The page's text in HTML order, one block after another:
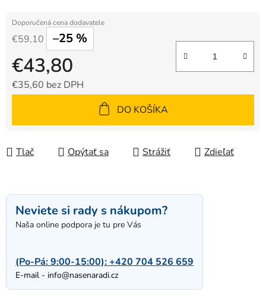
€59,10 –25 %
€43,80
€35,60 bez DPH
DO KOŠÍKA
Tlač Opýtať sa Strážiť Zdieľať
Neviete si rady s nákupom?
Naša online podpora je tu pre Vás
(Po-Pá: 9:00-15:00):+420 704 526 659
E-mail - info@nasenaradi.cz